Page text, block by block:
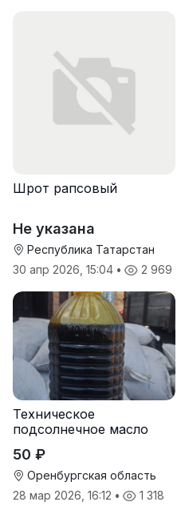
Шрот рапсовый
Не указана
Республика Татарстан
30 апр 2026, 15:04 • 2 969
Техническое
подсолнечное масло
50 ₽
Оренбургская область
28 мар 2026, 16:12 • 1 318